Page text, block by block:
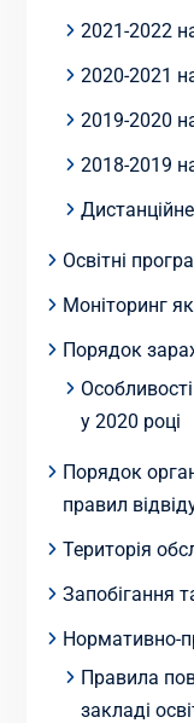
2021-2022
2020-2021
2019-2020
2018-2019
Освітні
Моніторинг
Порядок
у 2020 році
Порядок
правил
Територія
Запобігання
Нормативно-
Правила
закладі